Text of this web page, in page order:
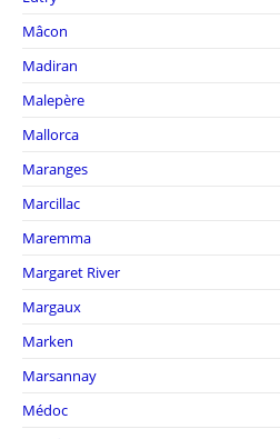
Mâcon
Madiran
Malepère
Mallorca
Maranges
Marcillac
Maremma
Margaret River
Margaux
Marken
Marsannay
Médoc